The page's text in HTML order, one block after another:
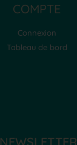
COMPTE
Connexion
Tableau de bord
NEWSLETTER